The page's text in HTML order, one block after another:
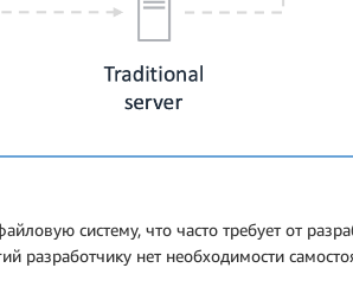
систему, что часто требует от
разработчику нет необходимости